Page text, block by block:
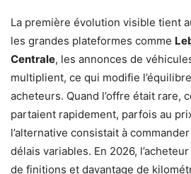
La première évolution visible tient
les grandes plateformes comme
Centrale, les annonces de
multiplient, ce qui modifie
acheteurs. Quand l’offre était rare,
partaient rapidement, parfois au
l’alternative consistait à
délais variables. En 2026,
de finitions et davantage de